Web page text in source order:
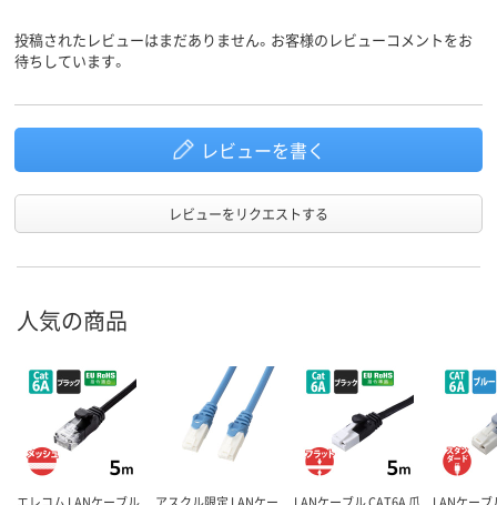
投稿されたレビューはまだありません。お客様のレビューコメントをお
待ちしています。
レビューを書く
レビューをリクエストする
人気の商品